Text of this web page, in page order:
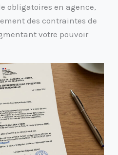
obligatoires en agence,
des contraintes de
votre pouvoir